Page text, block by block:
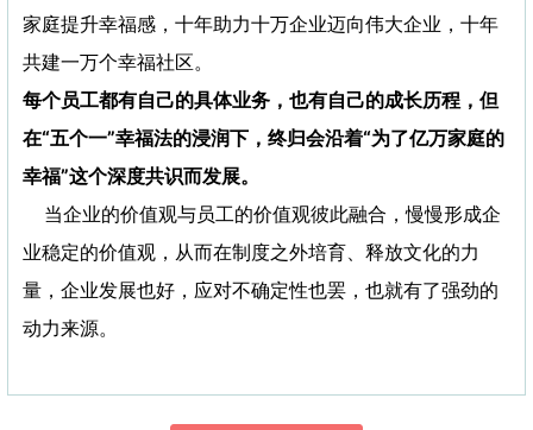
家庭提升幸福感，十年助力十万企业迈向伟大企业，十年
共建一万个幸福社区。
每个员工都有自己的具体业务，也有自己的成长历程，但
在“五个一”幸福法的浸润下，终归会沿着“为了亿万家庭的
幸福”这个深度共识而发展。
当企业的价值观与员工的价值观彼此融合，慢慢形成企
业稳定的价值观，从而在制度之外培育、释放文化的力
量，企业发展也好，应对不确定性也罢，也就有了强劲的
动力来源。